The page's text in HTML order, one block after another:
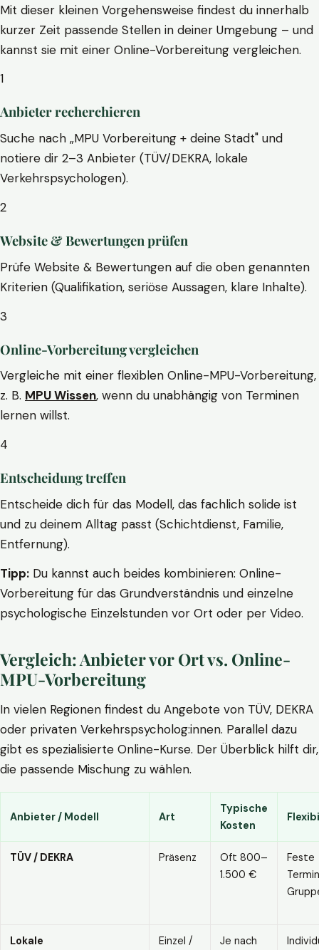
Mit dieser kleinen Vorgehensweise findest du innerhalb
kurzer Zeit passende Stellen in deiner Umgebung – und
kannst sie mit einer Online-Vorbereitung vergleichen.
1
Anbieter recherchieren
Suche nach „MPU Vorbereitung + deine Stadt" und
notiere dir 2–3 Anbieter (TÜV/DEKRA, lokale
Verkehrspsychologen).
2
Website & Bewertungen prüfen
Prüfe Website & Bewertungen auf die oben genannten
Kriterien (Qualifikation, seriöse Aussagen, klare Inhalte).
3
Online-Vorbereitung vergleichen
Vergleiche mit einer flexiblen Online-MPU-Vorbereitung,
z. B. MPU Wissen, wenn du unabhängig von Terminen
lernen willst.
4
Entscheidung treffen
Entscheide dich für das Modell, das fachlich solide ist
und zu deinem Alltag passt (Schichtdienst, Familie,
Entfernung).
Tipp: Du kannst auch beides kombinieren: Online-
Vorbereitung für das Grundverständnis und einzelne
psychologische Einzelstunden vor Ort oder per Video.
Vergleich: Anbieter vor Ort vs. Online-
MPU-Vorbereitung
In vielen Regionen findest du Angebote von TÜV, DEKRA
oder privaten Verkehrspsycholog:innen. Parallel dazu
gibt es spezialisierte Online-Kurse. Der Überblick hilft dir,
die passende Mischung zu wählen.
Anbieter / Modell Art
Typische
Kosten
TÜV / DEKRA Präsenz
Oft 800–
1.500 €
Feste
Lokale
Einzel /
Je nach